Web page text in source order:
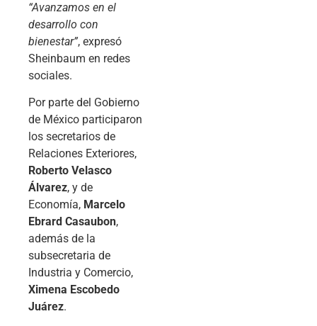
“Avanzamos en el
desarrollo con
bienestar”, expresó
Sheinbaum en redes
sociales.
Por parte del Gobierno
de México participaron
los secretarios de
Relaciones Exteriores,
Roberto Velasco
Álvarez, y de
Economía, Marcelo
Ebrard Casaubon,
además de la
subsecretaria de
Industria y Comercio,
Ximena Escobedo
Juárez.